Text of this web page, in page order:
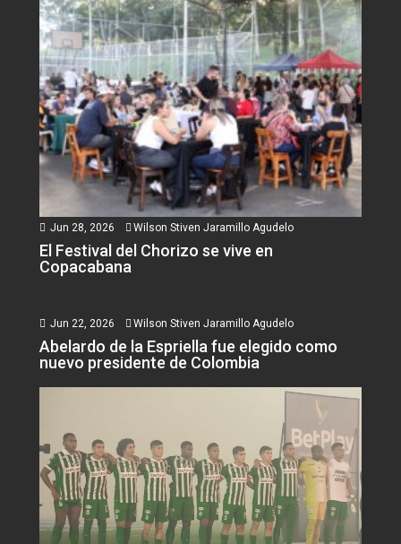
Jun 28, 2026 Wilson Stiven Jaramillo Agudelo
El Festival del Chorizo se vive en
Copacabana
Jun 22, 2026 Wilson Stiven Jaramillo Agudelo
Abelardo de la Espriella fue elegido como
nuevo presidente de Colombia